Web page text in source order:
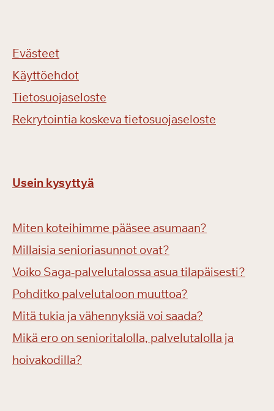
Evästeet
Käyttöehdot
Tietosuojaseloste
Rekrytointia koskeva tietosuojaseloste
Usein kysyttyä
Miten koteihimme pääsee asumaan?
Millaisia senioriasunnot ovat?
Voiko Saga-palvelutalossa asua tilapäisesti?
Pohditko palvelutaloon muuttoa?
Mitä tukia ja vähennyksiä voi saada?
Mikä ero on senioritalolla, palvelutalolla ja
hoivakodilla?